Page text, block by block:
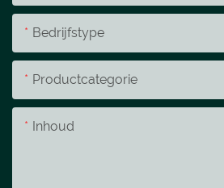
Bedrijfstype
Productcategorie
Inhoud